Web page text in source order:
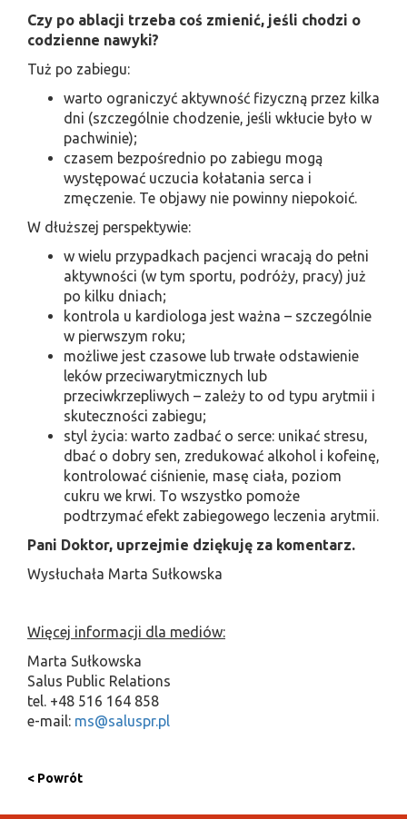
Czy po ablacji trzeba coś zmienić, jeśli chodzi o
codzienne nawyki?
Tuż po zabiegu:
warto ograniczyć aktywność fizyczną przez kilka
dni (szczególnie chodzenie, jeśli wkłucie było w
pachwinie);
czasem bezpośrednio po zabiegu mogą
występować uczucia kołatania serca i
zmęczenie. Te objawy nie powinny niepokoić.
W dłuższej perspektywie:
w wielu przypadkach pacjenci wracają do pełni
aktywności (w tym sportu, podróży, pracy) już
po kilku dniach;
kontrola u kardiologa jest ważna – szczególnie
w pierwszym roku;
możliwe jest czasowe lub trwałe odstawienie
leków przeciwarytmicznych lub
przeciwkrzepliwych – zależy to od typu arytmii i
skuteczności zabiegu;
styl życia: warto zadbać o serce: unikać stresu,
dbać o dobry sen, zredukować alkohol i kofeinę,
kontrolować ciśnienie, masę ciała, poziom
cukru we krwi. To wszystko pomoże
podtrzymać efekt zabiegowego leczenia arytmii.
Pani Doktor, uprzejmie dziękuję za komentarz.
Wysłuchała Marta Sułkowska
Więcej informacji dla mediów:
Marta Sułkowska
Salus Public Relations
tel. +48 516 164 858
e-mail: ms@saluspr.pl
< Powrót